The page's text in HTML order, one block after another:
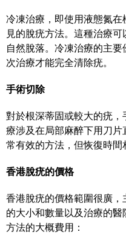
冷凍治療，即使用液態氮
見的脫疣方法。這種治療
自然脫落。冷凍治療的主
次治療才能完全清除疣。
手術切除
對於根深蒂固或較大的疣
療涉及在局部麻醉下用刀
常有效的方法，但恢復時間
香港脫疣的價格
香港脫疣的價格範圍很廣
的大小和數量以及治療的
方法的大概費用：